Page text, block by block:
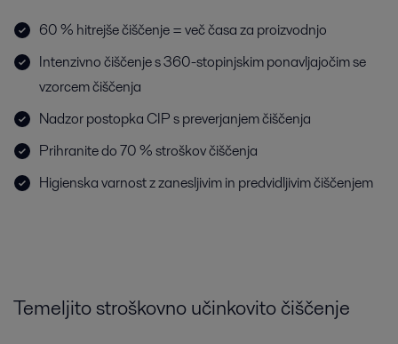
60 % hitrejše čiščenje = več časa za proizvodnjo
Intenzivno čiščenje s 360-stopinjskim ponavljajočim se
vzorcem čiščenja
Nadzor postopka CIP s preverjanjem čiščenja
Prihranite do 70 % stroškov čiščenja
Higienska varnost z zanesljivim in predvidljivim čiščenjem
Temeljito stroškovno učinkovito čiščenje